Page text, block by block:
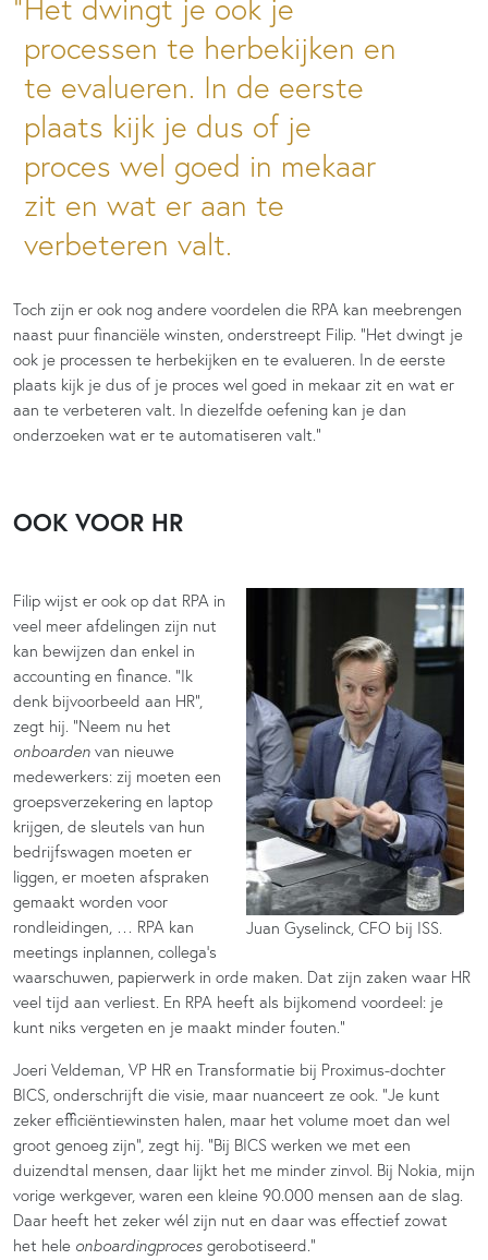
Het dwingt je ook je
processen te herbekijken en
te evalueren. In de eerste
plaats kijk je dus of je
proces wel goed in mekaar
zit en wat er aan te
verbeteren valt.
Toch zijn er ook nog andere voordelen die RPA kan meebrengen
naast puur financiële winsten, onderstreept Filip. “Het dwingt je
ook je processen te herbekijken en te evalueren. In de eerste
plaats kijk je dus of je proces wel goed in mekaar zit en wat er
aan te verbeteren valt. In diezelfde oefening kan je dan
onderzoeken wat er te automatiseren valt.”
OOK VOOR HR
Juan Gyselinck, CFO bij ISS.
Filip wijst er ook op dat RPA in
veel meer afdelingen zijn nut
kan bewijzen dan enkel in
accounting en finance. “Ik
denk bijvoorbeeld aan HR”,
zegt hij. “Neem nu het
onboarden van nieuwe
medewerkers: zij moeten een
groepsverzekering en laptop
krijgen, de sleutels van hun
bedrijfswagen moeten er
liggen, er moeten afspraken
gemaakt worden voor
rondleidingen, … RPA kan
meetings inplannen, collega’s
waarschuwen, papierwerk in orde maken. Dat zijn zaken waar HR
veel tijd aan verliest. En RPA heeft als bijkomend voordeel: je
kunt niks vergeten en je maakt minder fouten.”
Joeri Veldeman, VP HR en Transformatie bij Proximus-dochter
BICS, onderschrijft die visie, maar nuanceert ze ook. “Je kunt
zeker efficiëntiewinsten halen, maar het volume moet dan wel
groot genoeg zijn”, zegt hij. “Bij BICS werken we met een
duizendtal mensen, daar lijkt het me minder zinvol. Bij Nokia, mijn
vorige werkgever, waren een kleine 90.000 mensen aan de slag.
Daar heeft het zeker wél zijn nut en daar was effectief zowat
het hele onboardingproces gerobotiseerd.”